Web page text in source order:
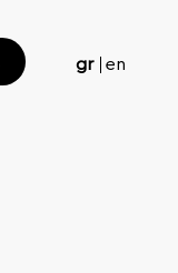
gr en